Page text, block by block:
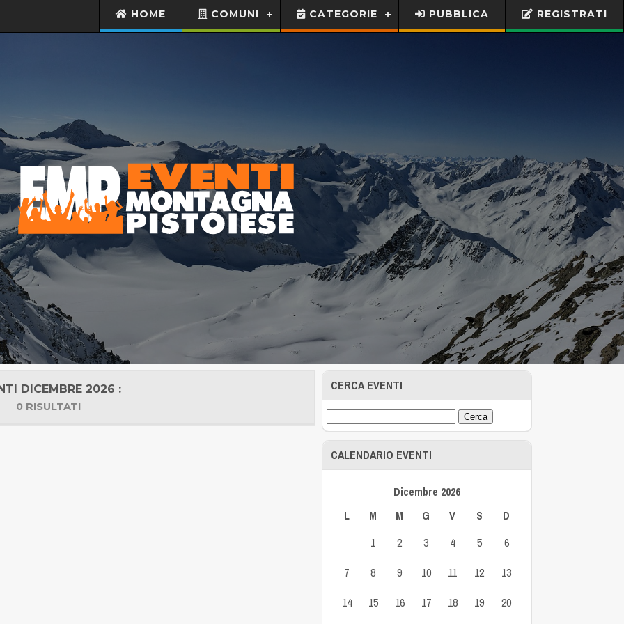
HOME COMUNI CATEGORIE PUBBLICA REGISTRATI
DICEMBRE 2026 :
0 RISULTATI
CERCA EVENTI
CALENDARIO EVENTI
Dicembre 2026
L
M M G V S
D
1
2 3 4 5
6
7
8 9 10 11 12
13
14
15 16 17 18 19 20